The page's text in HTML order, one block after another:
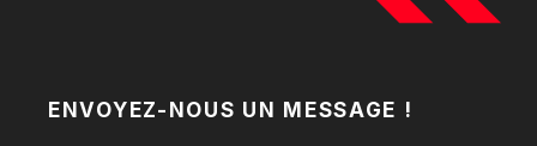
ENVOYEZ-NOUS UN MESSAGE !